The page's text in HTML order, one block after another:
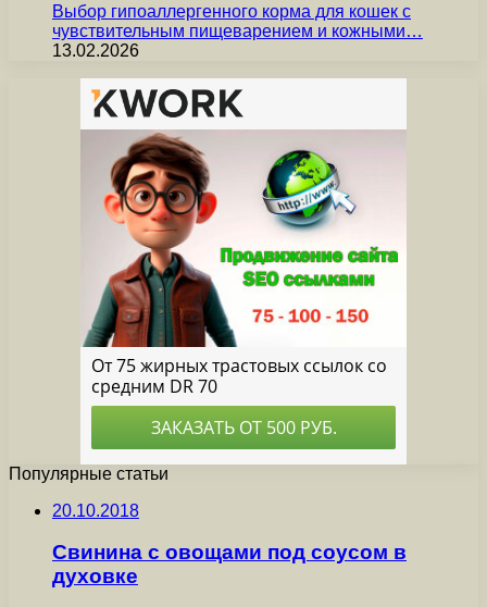
Выбор гипоаллергенного корма для кошек с
чувствительным пищеварением и кожными…
13.02.2026
Популярные статьи
20.10.2018
Свинина с овощами под соусом в
духовке